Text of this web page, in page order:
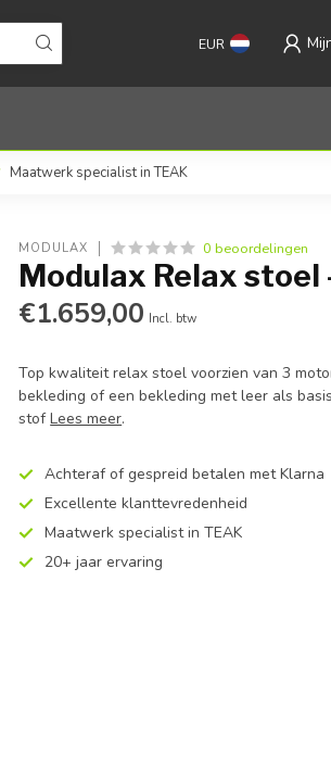
EUR
Maatwerk specialist in TEAK
MODULAX 0 beoordelingen
Modulax Relax stoel
€1.659,00 Incl. btw
Top kwaliteit relax stoel voorzien van 3
bekleding of een bekleding met leer als
stofLees meer.
Achteraf of gespreid betalen met Klarna
Excellente klanttevredenheid
Maatwerk specialist in TEAK
20+ jaar ervaring